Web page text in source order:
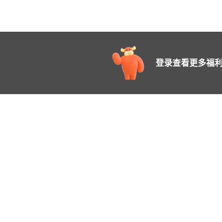
登录查看更多福